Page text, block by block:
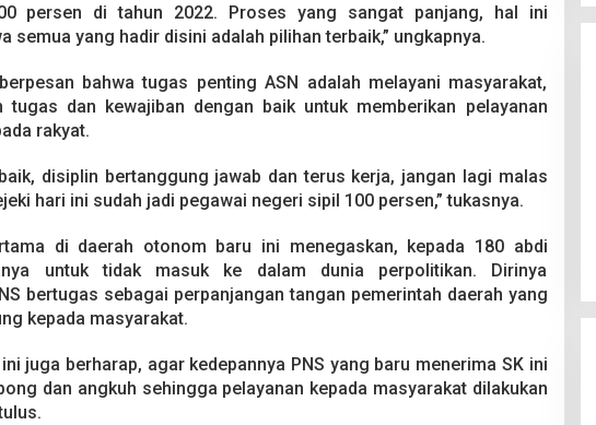
persen di tahun 2022. Proses yang sangat panjang, hal ini
semua yang hadir disini adalah pilihan terbaik,” ungkapnya.
bahwa tugas penting ASN adalah melayani masyarakat,
tugas dan kewajiban dengan baik untuk memberikan pelayanan
rakyat.
disiplin bertanggung jawab dan terus kerja, jangan lagi malas
hari ini sudah jadi pegawai negeri sipil 100 persen,” tukasnya.
di daerah otonom baru ini menegaskan, kepada 180 abdi
untuk tidak masuk ke dalam dunia perpolitikan. Dirinya
bertugas sebagai perpanjangan tangan pemerintah daerah yang
kepada masyarakat.
juga berharap, agar kedepannya PNS yang baru menerima SK ini
dan angkuh sehingga pelayanan kepada masyarakat dilakukan
Pesta Pernikahan Berakhir
Mencekam, Mahasiswa Ditikam
Badik Usai Cekcok saat Pesta
Miras
29 Juni 2026